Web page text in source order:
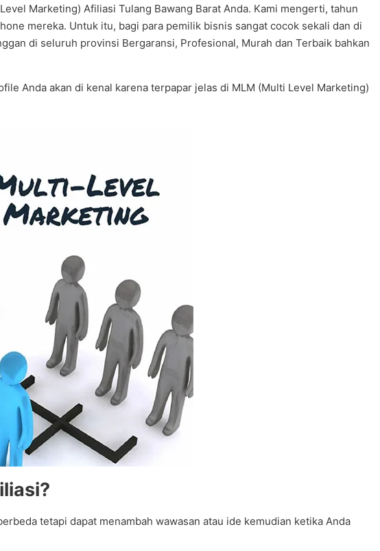
Marketing) Afiliasi Tulang Bawang Barat Anda. Kami mengerti, tahun
mereka. Untuk itu, bagi para pemilik bisnis sangat cocok sekali dan di
di seluruh provinsi Bergaransi, Profesional, Murah dan Terbaik bahkan
Anda akan di kenal karena terpapar jelas di MLM (Multi Level Marketing)
tetapi dapat menambah wawasan atau ide kemudian ketika Anda